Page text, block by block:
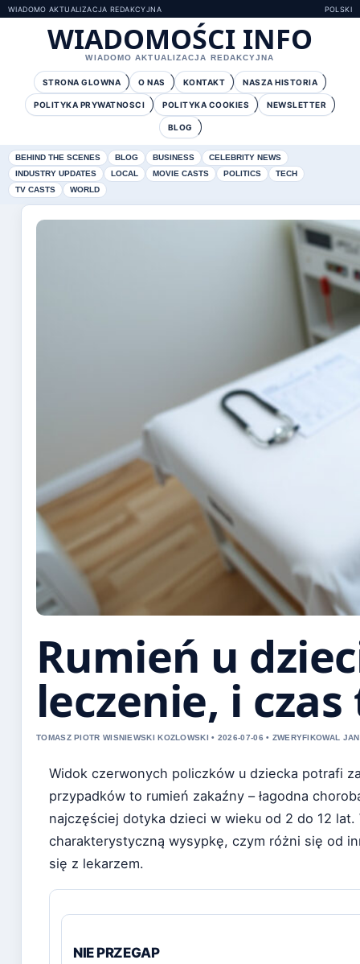
WIADOMO AKTUALIZACJA REDAKCYJNA POLSKI
WIADOMOŚCI INFO
WIADOMO AKTUALIZACJA REDAKCYJNA
STRONA GLOWNA O NAS KONTAKT NASZA HISTORIA
POLITYKA PRYWATNOSCI POLITYKA COOKIES NEWSLETTER
BLOG
BEHIND THE SCENES BLOG BUSINESS
CELEBRITY NEWS
INDUSTRY UPDATES
LOCAL MOVIE CASTS POLITICS
TECH
TV CASTS
WORLD
Rumień u
leczenie, i
TOMASZ PIOTR WISNIEWSKI KOZLOWSKI • 2026-07-06 • ZWERYFIKOWAL
Widok czerwonych policzków u dziecka potrafi
przypadków to rumień zakaźny – łagodna
najczęściej dotyka dzieci w wieku od 2 do 12
charakterystyczną wysypkę, czym różni się od
się z lekarzem.
NIE PRZEGAP